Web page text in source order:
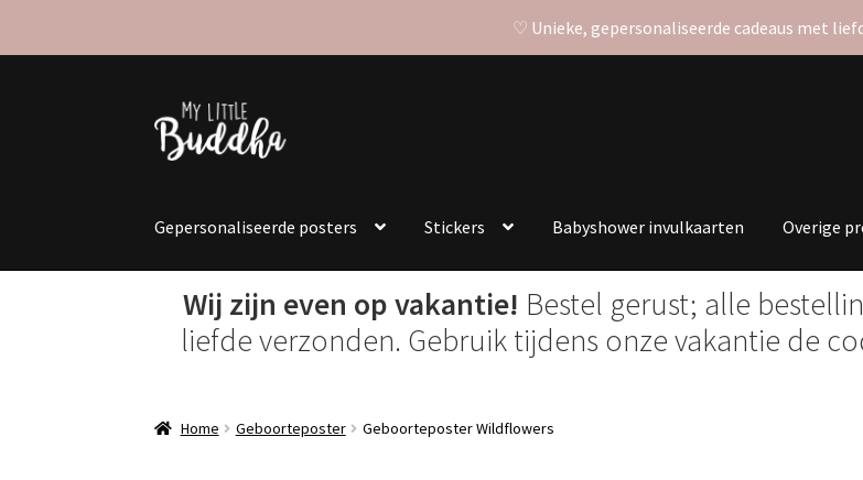
♡ Unieke, gepersonaliseerde cadeaus met
Ga
door
naar
Ga
naar
de
Gepersonaliseerde posters Stickers Babyshower invulkaarten Overige
Wij zijn even op vakantie! Bestel gerust; alle
liefde verzonden. Gebruik tijdens onze vakantie de
Home Geboorteposter Geboorteposter Wildflowers